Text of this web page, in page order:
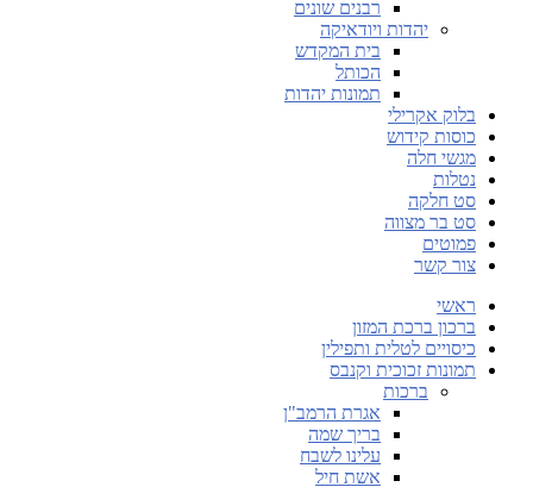
רבנים שונים
יהדות ויודאיקה
בית המקדש
הכותל
תמונות יהדות
בלוק אקרילי
כוסות קידוש
מגשי חלה
נטלות
סט חלקה
סט בר מצווה
פמוטים
צור קשר
ראשי
ברכון ברכת המזון
כיסויים לטלית ותפילין
תמונות זכוכית וקנבס
ברכות
אגרת הרמב"ן
בריך שמה
עלינו לשבח
אשת חיל